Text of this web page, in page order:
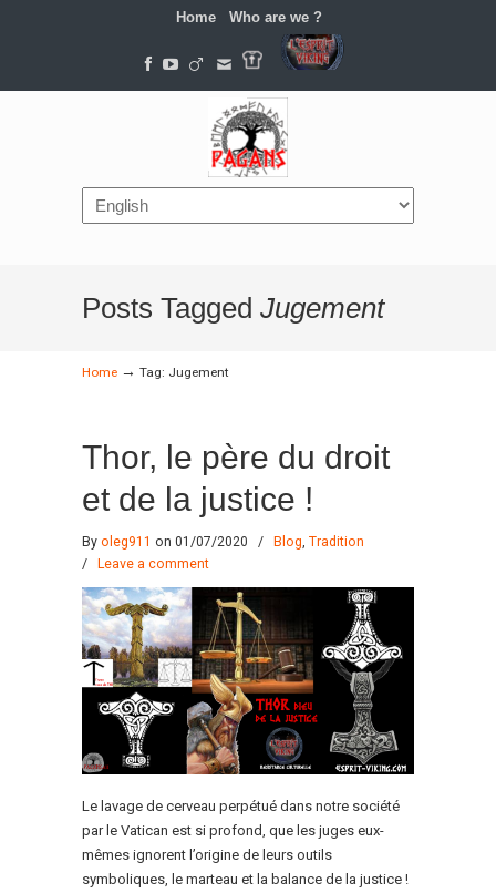
Home Who are we ?
Navigation
Posts Tagged Jugement
Home → Tag: Jugement
Thor, le père du droit
et de la justice !
By oleg911 on 01/07/2020 / Blog, Tradition
/
Leave a comment
Le lavage de cerveau perpétué dans notre société
par le Vatican est si profond, que les juges eux-
mêmes ignorent l’origine de leurs outils
symboliques, le marteau et la balance de la justice !